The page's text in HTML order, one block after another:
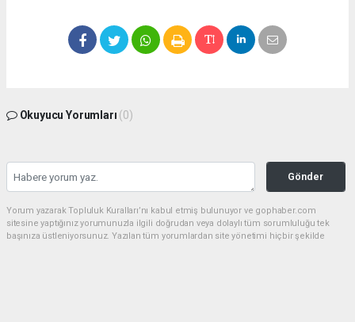
Okuyucu Yorumları (0)
Gönder
Yorum yazarak Topluluk Kuralları’nı kabul etmiş bulunuyor ve gophaber.com
sitesine yaptığınız yorumunuzla ilgili doğrudan veya dolaylı tüm sorumluluğu tek
başınıza üstleniyorsunuz. Yazılan tüm yorumlardan site yönetimi hiçbir şekilde